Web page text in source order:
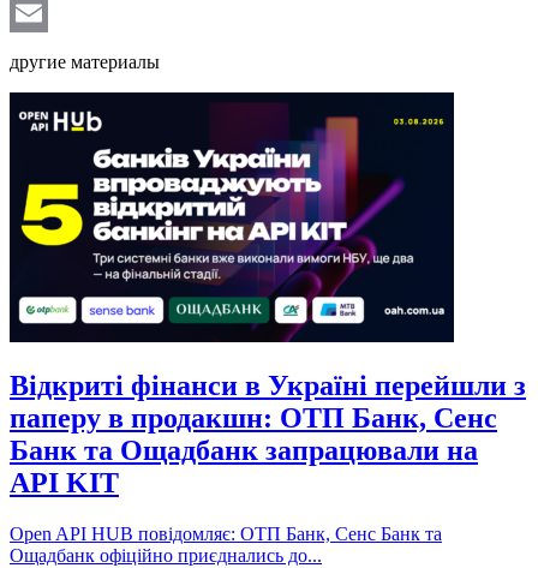
Telegram
другие материалы
Відкриті фінанси в Україні перейшли з
паперу в продакшн: ОТП Банк, Сенс
Банк та Ощадбанк запрацювали на
API KIT
Open API HUB повідомляє: ОТП Банк, Сенс Банк та
Ощадбанк офіційно приєднались до...